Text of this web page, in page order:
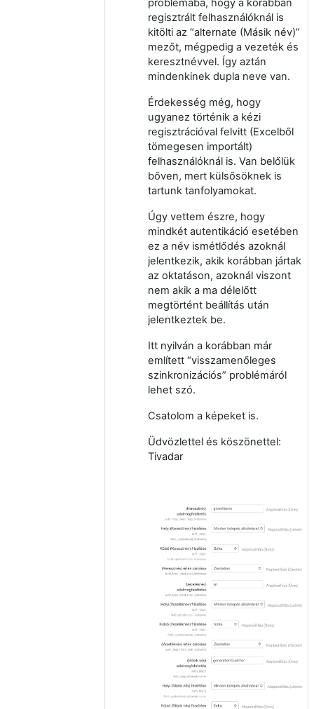
problémába, hogy a korábban
regisztrált felhasználóknál is
kitölti az “alternate (Másik név)”
mezőt, mégpedig a vezeték és
keresztnévvel. Így aztán
mindenkinek dupla neve van.
Érdekesség még, hogy
ugyanez történik a kézi
regisztrációval felvitt (Excelből
tömegesen importált)
felhasználóknál is. Van belőlük
bőven, mert külsősöknek is
tartunk tanfolyamokat.
Úgy vettem észre, hogy
mindkét autentikáció esetében
ez a név ismétlődés azoknál
jelentkezik, akik korábban jártak
az oktatáson, azoknál viszont
nem akik a ma délelőtt
megtörtént beállítás után
jelentkeztek be.
Itt nyilván a korábban már
említett “visszamenőleges
szinkronizációs” problémáról
lehet szó.
Csatolom a képeket is.
Üdvözlettel és köszönettel:
Tivadar